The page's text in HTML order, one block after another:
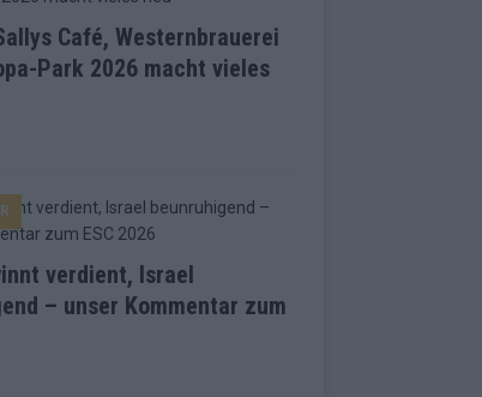
Café, Westernbrauerei
Park 2026 macht vieles
verdient, Israel
– unser Kommentar zum